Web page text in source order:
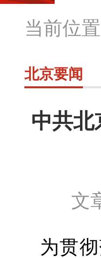
当前位置
北京要闻
中共北
文
为贯